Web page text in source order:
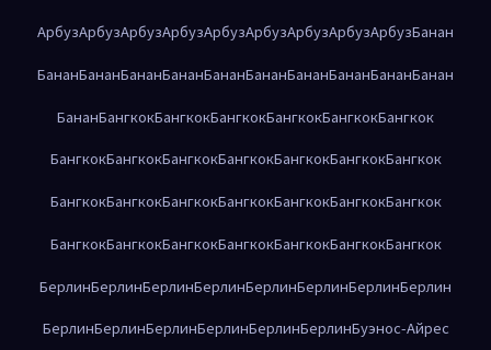
АрбузАрбузАрбузАрбузАрбузАрбузАрбузАрбузАрбузБанан
БананБананБананБананБананБананБананБананБананБанан
БананБангкокБангкокБангкокБангкокБангкокБангкок
БангкокБангкокБангкокБангкокБангкокБангкокБангкок
БангкокБангкокБангкокБангкокБангкокБангкокБангкок
БангкокБангкокБангкокБангкокБангкокБангкокБангкок
БерлинБерлинБерлинБерлинБерлинБерлинБерлинБерлин
БерлинБерлинБерлинБерлинБерлинБерлинБуэнос-Айрес